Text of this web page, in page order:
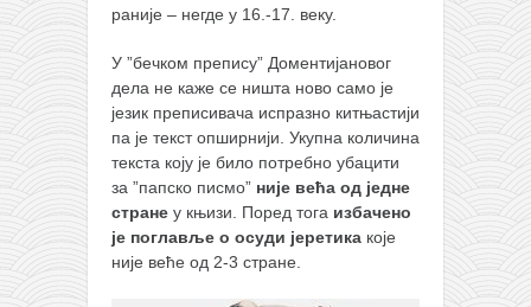
раније – негде у 16.-17. веку.
У ”бечком препису” Доментијановог
дела не каже се ништа ново само је
језик преписивача испразно китњастији
па је текст опширнији. Укупна количина
текста коју је било потребно убацити
за ”папско писмо” није већа од једне
стране у књизи. Поред тога избачено
је поглавље о осуди јеретика које
није веће од 2-3 стране.